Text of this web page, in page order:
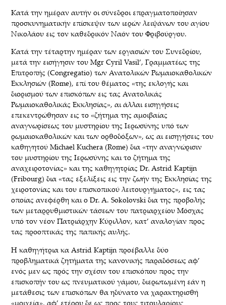
Κατά την ημέραν αυτήν οι σύνεδροι επραγματοποίησαν
προσκυνηματικήν επίσκεψιν των ιερών λειψάνων του αγίου
Νικολάου εις τον καθεδρικόν Ναόν του Φριβούργου.
Κατά την τέταρτην ημέραν των εργασιών του Συνεδρίου,
μετά την εισήγησιν του Mgr Cyril Vasil’, Γραμματέως της
Επιτροπής (Congregatio) των Ανατολικών Ρωμαιοκαθολικών
Εκκλησιών (Rome), επί του θέματος «της εκλογής και
διορισμού των επισκόπων εις τας Ανατολικάς
Ρωμαιοκαθολικάς Εκκλησίας», αι άλλαι εισηγήσεις
επεκεντρώθησαν εις το «ζήτημα της αμοιβαίας
αναγνωρίσεως του μυστηρίου της Ιερωσύνης υπό των
ρωμαιοκαθολικών και των ορθοδόξων», ως αι εισηγήσεις του
καθηγητού Michael Kuchera (Rome) δια «την αναγνώρισιν
του μυστηρίου της Ιερωσύνης και το ζήτημα της
αναχειροτονίας» και της καθηγητρίας Dr. Astrid Kaptijn
(Fribourg) δια «τας εξελίξεις εις την ζωήν της Εκκλησίας της
χειροτονίας και του επισκοπικού λειτουργήματος», εις τας
οποίας ανεφέρθη και ο Dr. A. Sokolovski δια της προβολής
των μεταρρυθμιστικών τάσεων του πατριαρχείου Μόσχας
υπό τον νέον Πατριάρχην Κύριλλον, κατ’ αναλογίαν προς
τας προοπτικάς της παπικής αυλής.
Η καθηγήτρια κα Astrid Kaptijn προέβαλλε δύο
προβληματικά ζητήματα της κανονικής παραδόσεως αφ’
ενός μεν ως πρός την σχέσιν του επισκόπου προς την
επισκοπήν του ως πνευματικού γάμου, διερωτωμένη εάν η
μετάθεσις των επισκόπων θα ηδύνατο να χαρακτηρισθή
«μοιχεία», αφ’ ετέρου δε ως προς τους τιτουλαρίους